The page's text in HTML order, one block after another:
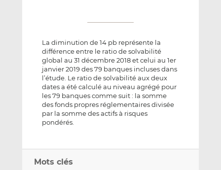
La diminution de 14 pb représente la
différence entre le ratio de solvabilité
global au 31 décembre 2018 et celui au 1er
janvier 2019 des 79 banques incluses dans
l’étude. Le ratio de solvabilité aux deux
dates a été calculé au niveau agrégé pour
les 79 banques comme suit : la somme
des fonds propres réglementaires divisée
par la somme des actifs à risques
pondérés.
Mots clés